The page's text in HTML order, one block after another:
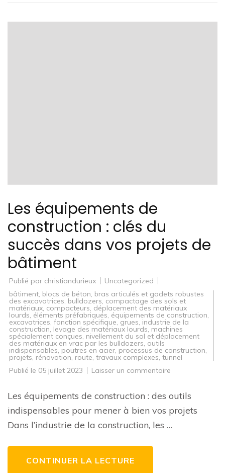
Les équipements de
construction : clés du
succès dans vos projets de
bâtiment
Publié par christiandurieux
Uncategorized
bâtiment blocs de béton bras articulés et godets robustes
des excavatrices bulldozers compactage des sols et
matériaux compacteurs déplacement des matériaux
lourds éléments préfabriqués équipements de construction
excavatrices fonction spécifique ,grues industrie de la
construction levage des matériaux lourds machines
spécialement conçues nivellement du sol et déplacement
des matériaux en vrac par les bulldozers outils
indispensables poutres en acier processus de construction
projets rénovation route travaux complexes tunnel
Publié le 05 juillet 2023 Laisser un commentaire
construction
clés
succès
Les équipements de construction : des outils
indispensables pour mener à bien vos projets
Dans l’industrie de la construction, les …
CONTINUER LA LECTURE